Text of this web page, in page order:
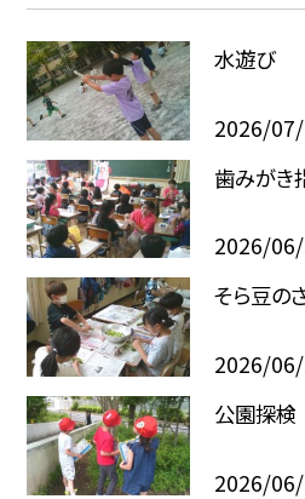
水遊び
2026/
歯みがき
2026/
そら豆の
2026/
公園探検
2026/